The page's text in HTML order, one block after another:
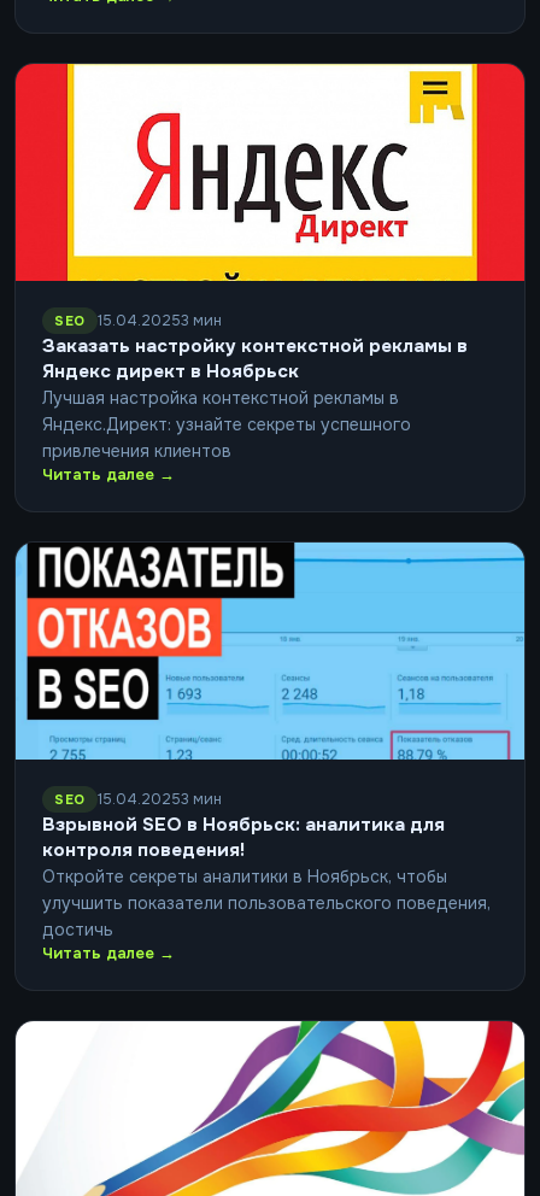
SEO 15.04.20253 мин
Заказать настройку контекстной рекламы в
Яндекс директ в Ноябрьск
Лучшая настройка контекстной рекламы в
Яндекс.Директ: узнайте секреты успешного
привлечения клиентов
Читать далее →
SEO 15.04.20253 мин
Взрывной SEO в Ноябрьск: аналитика для
контроля поведения!
Откройте секреты аналитики в Ноябрьск, чтобы
улучшить показатели пользовательского поведения,
достичь
Читать далее →